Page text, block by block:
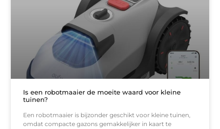
Is een robotmaaier de moeite waard voor kleine
tuinen?
Een robotmaaier is bijzonder geschikt voor kleine tuinen,
omdat compacte gazons gemakkelijker in kaart te